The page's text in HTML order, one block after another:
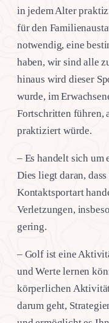
in jedem Alter
für den
notwendig, eine
haben, wir sind alle
hinaus wird dieser
wurde, im
Fortschritten führen,
praktiziert würde.
– Es handelt sich um
Dies liegt daran,
Kontaktsportart
Verletzungen,
gering.
– Golf ist eine
und Werte lernen
körperlichen
darum geht,